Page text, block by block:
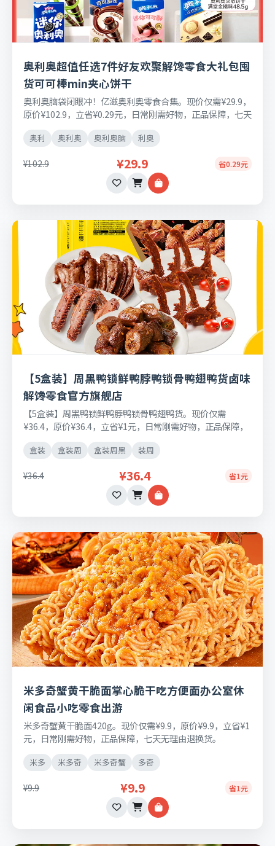
奥利奥超值任选7件好友欢聚解馋零食大礼包囤
货可可棒min夹心饼干
奥利奥脑袋闭眼冲！亿滋奥利奥零食合集。现价仅需¥29.9，
原价¥102.9，立省¥0.29元，日常刚需好物，正品保障，七天
奥利 奥利奥 奥利奥脑 利奥
¥102.9 ¥29.9 省0.29元
【5盒装】周黑鸭锁鲜鸭脖鸭锁骨鸭翅鸭货卤味
解馋零食官方旗舰店
【5盒装】周黑鸭锁鲜鸭脖鸭锁骨鸭翅鸭货。现价仅需
¥36.4，原价¥36.4，立省¥1元，日常刚需好物，正品保障，
盒装 盒装周 盒装周黑 装周
¥36.4 ¥36.4 省1元
米多奇蟹黄干脆面掌心脆干吃方便面办公室休
闲食品小吃零食出游
米多奇蟹黄干脆面420g。现价仅需¥9.9，原价¥9.9，立省¥1
元，日常刚需好物，正品保障，七天无理由退换货。
米多 米多奇 米多奇蟹 多奇
¥9.9 ¥9.9 省1元